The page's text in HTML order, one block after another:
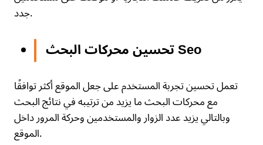
جدد.
تحسين محركات البحث Seo
تعمل تحسين تجربة المستخدم على جعل الموقع أكثر توافقًا
مع محركات البحث ما يزيد من ترتيبه في نتائج البحث
وبالتالي يزيد عدد الزوار والمستخدمين وحركة المرور داخل
الموقع.